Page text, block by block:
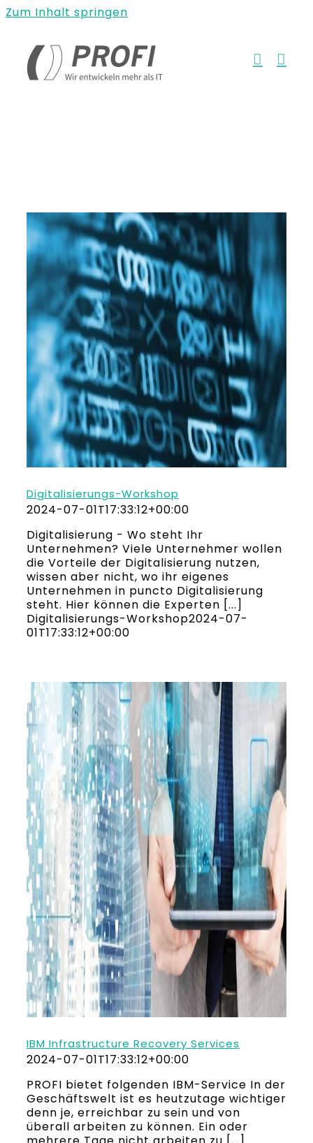
Zum Inhalt springen
Digitalisierungs-Workshop
2024-07-01T17:33:12+00:00
Digitalisierung - Wo steht Ihr
Unternehmen? Viele Unternehmer wollen
die Vorteile der Digitalisierung nutzen,
wissen aber nicht, wo ihr eigenes
Unternehmen in puncto Digitalisierung
steht. Hier können die Experten [...]
Digitalisierungs-Workshop2024-07-
01T17:33:12+00:00
IBM Infrastructure Recovery Services
2024-07-01T17:33:12+00:00
PROFI bietet folgenden IBM-Service In der
Geschäftswelt ist es heutzutage wichtiger
denn je, erreichbar zu sein und von
überall arbeiten zu können. Ein oder